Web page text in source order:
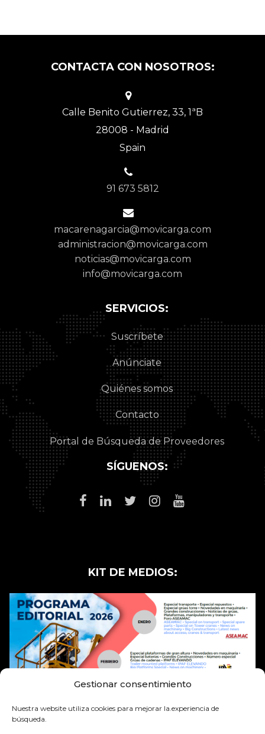
Gestionar consentimiento
Nuestra website utiliza cookies para mejorar la.experiencia de
búsqueda.
CONTACTA CON NOSOTROS:
Calle Benito Gutierrez, 33, 1ªB
28008 - Madrid
Spain
91 673 5812
macarenagarcia@movicarga.com
administracion@movicarga.com
noticias@movicarga.com
info@movicarga.com
SERVICIOS:
Suscríbete
Anúnciate
Quiénes somos
Contacto
Portal de Búsqueda de Proveedores
SÍGUENOS:
KIT DE MEDIOS: